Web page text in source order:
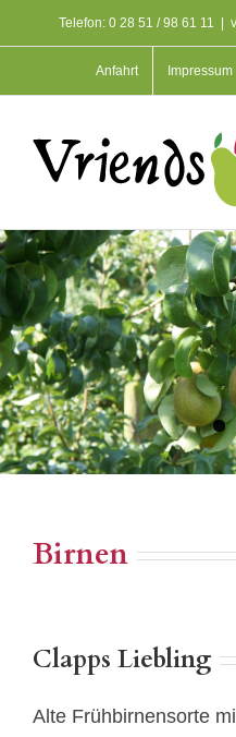
Telefon: 0 28 51 / 98 61 11
Anfahrt Impressum
Birnen
Clapps Liebling
Alte Frühbirnensorte